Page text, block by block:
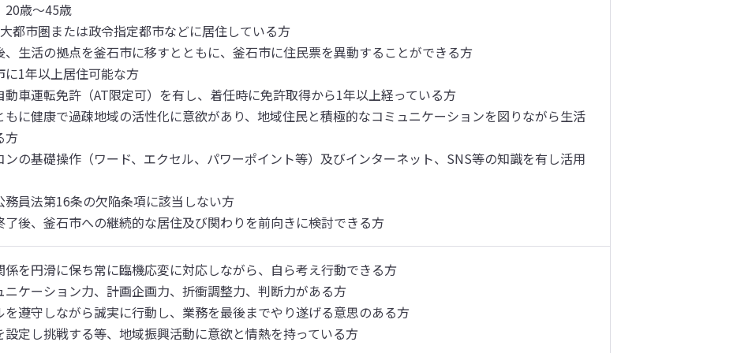
歳～45歳
都市圏または政令指定都市などに居住している方
生活の拠点を釜石市に移すとともに、釜石市に住民票を異動することができる方
1年以上居住可能な方
車運転免許（AT限定可）を有し、着任時に免許取得から1年以上経っている方
に健康で過疎地域の活性化に意欲があり、地域住民と積極的なコミュニケーションを図りながら生活
方
の基礎操作（ワード、エクセル、パワーポイント等）及びインターネット、SNS等の知識を有し活用
員法第16条の欠陥条項に該当しない方
後、釜石市への継続的な居住及び関わりを前向きに検討できる方
を円滑に保ち常に臨機応変に対応しながら、自ら考え行動できる方
ケーション力、計画企画力、折衝調整力、判断力がある方
遵守しながら誠実に行動し、業務を最後までやり遂げる意思のある方
定し挑戦する等、地域振興活動に意欲と情熱を持っている方